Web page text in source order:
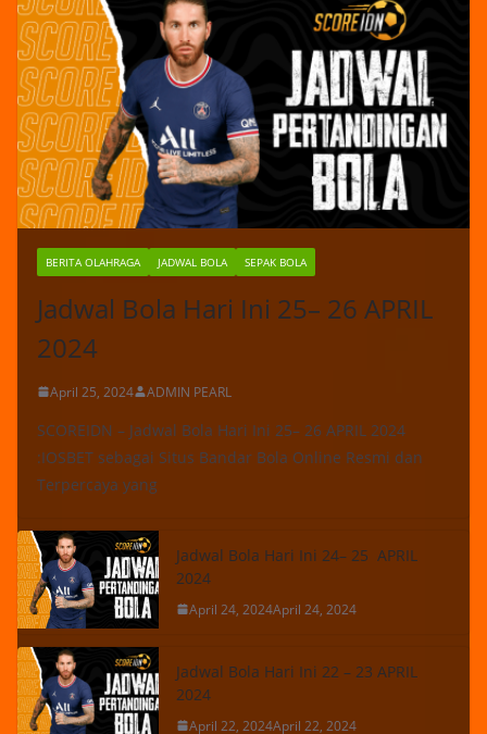
BERITA OLAHRAGA JADWAL BOLA SEPAK BOLA
Jadwal Bola Hari Ini 25– 26 APRIL
2024
April 25, 2024 ADMIN PEARL
SCOREIDN – Jadwal Bola Hari Ini 25– 26 APRIL 2024
:IOSBET sebagai Situs Bandar Bola Online Resmi dan
Terpercaya yang
Jadwal Bola Hari Ini 24– 25 APRIL
2024
April 24, 2024April 24, 2024
Jadwal Bola Hari Ini 22 – 23 APRIL
2024
April 22, 2024April 22, 2024